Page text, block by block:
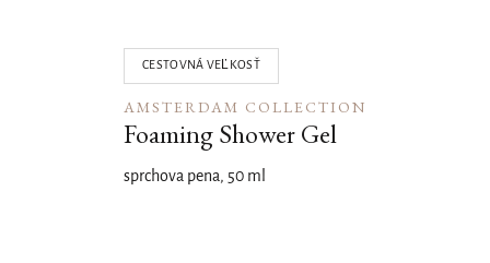
CESTOVNÁ VEĽKOSŤ
AMSTERDAM COLLECTION
Foaming Shower Gel
sprchova pena, 50 ml